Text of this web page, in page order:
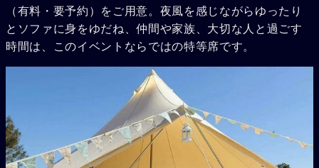
（有料・要予約）をご用意。夜風を感じながらゆったり
とソファに身をゆだね、仲間や家族、大切な人と過ごす
時間は、このイベントならではの特等席です。